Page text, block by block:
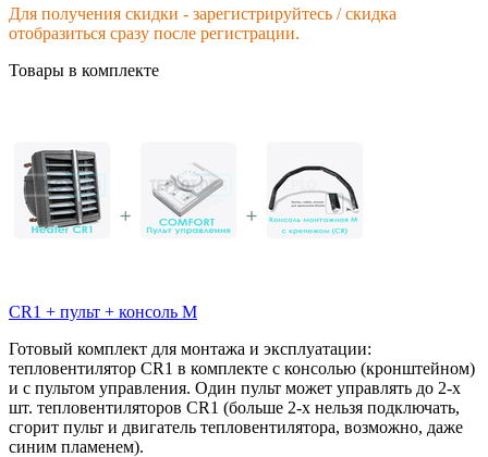
Для получения скидки - зарегистрируйтесь / скидка
отобразиться сразу после регистрации.
Товары в комплекте
CR1 + пульт + консоль M
Готовый комплект для монтажа и эксплуатации:
тепловентилятор CR1 в комплекте с консолью (кронштейном)
и с пультом управления. Один пульт может управлять до 2-х
шт. тепловентиляторов CR1 (больше 2-х нельзя подключать,
сгорит пульт и двигатель тепловентилятора, возможно, даже
синим пламенем).